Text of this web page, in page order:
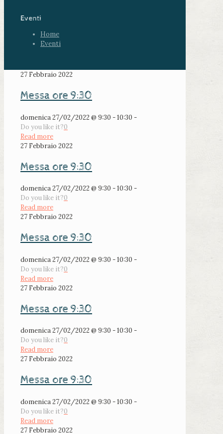
Eventi
Home
Eventi
27 Febbraio 2022
Messa ore 9:30
domenica 27/02/2022 @ 9:30 - 10:30 -
Do you like it?0
Read more
27 Febbraio 2022
Messa ore 9:30
domenica 27/02/2022 @ 9:30 - 10:30 -
Do you like it?0
Read more
27 Febbraio 2022
Messa ore 9:30
domenica 27/02/2022 @ 9:30 - 10:30 -
Do you like it?0
Read more
27 Febbraio 2022
Messa ore 9:30
domenica 27/02/2022 @ 9:30 - 10:30 -
Do you like it?0
Read more
27 Febbraio 2022
Messa ore 9:30
domenica 27/02/2022 @ 9:30 - 10:30 -
Do you like it?0
Read more
27 Febbraio 2022